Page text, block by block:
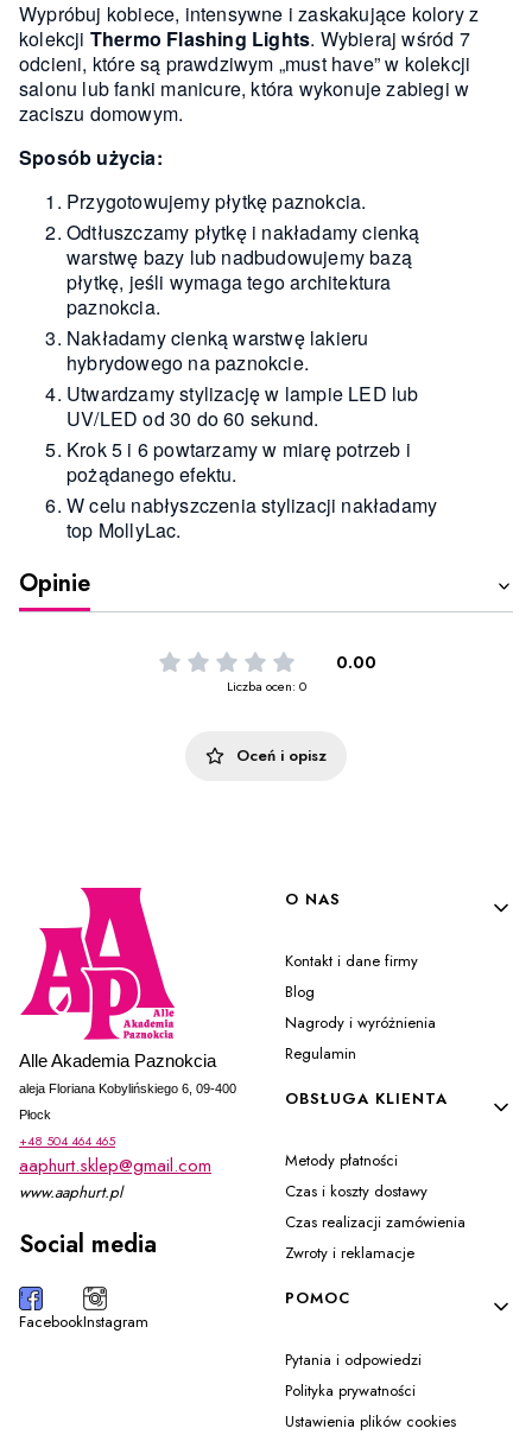
Wypróbuj kobiece, intensywne i zaskakujące kolory z
kolekcji Thermo Flashing Lights. Wybieraj wśród 7
odcieni, które są prawdziwym „must have” w kolekcji
salonu lub fanki manicure, która wykonuje zabiegi w
zaciszu domowym.
Sposób użycia:
Przygotowujemy płytkę paznokcia.
Odtłuszczamy płytkę i nakładamy cienką
warstwę bazy lub nadbudowujemy bazą
płytkę, jeśli wymaga tego architektura
paznokcia.
Nakładamy cienką warstwę lakieru
hybrydowego na paznokcie.
Utwardzamy stylizację w lampie LED lub
UV/LED od 30 do 60 sekund.
Krok 5 i 6 powtarzamy w miarę potrzeb i
pożądanego efektu.
W celu nabłyszczenia stylizacji nakładamy
top MollyLac.
Opinie
0.00
Liczba ocen: 0
Oceń i opisz
Alle Akademia Paznokcia
aleja Floriana Kobylińskiego 6, 09-400
Płock
+48 504 464 465
aaphurt.sklep@gmail.com
www.aaphurt.pl
Social media
FacebookInstagram
Linki w stopce
O NAS
Kontakt i dane firmy
Blog
Nagrody i wyróżnienia
Regulamin
OBSŁUGA KLIENTA
Metody płatności
Czas i koszty dostawy
Czas realizacji zamówienia
Zwroty i reklamacje
POMOC
Pytania i odpowiedzi
Polityka prywatności
Ustawienia plików cookies